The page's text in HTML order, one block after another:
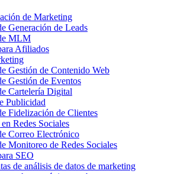
de Marketing
Generación de Leads
MLM
Afiliados
Gestión de Contenido Web
Gestión de Eventos
Cartelería Digital
Publicidad
Fidelización de Clientes
Redes Sociales
Correo Electrónico
Monitoreo de Redes Sociales
SEO
de análisis de datos de marketing